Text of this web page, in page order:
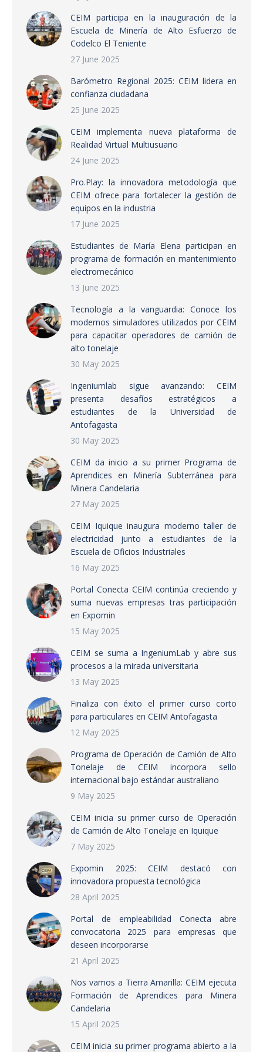
CEIM participa en la inauguración de la
Escuela de Minería de Alto Esfuerzo de
Codelco El Teniente
27 June 2025
Barómetro Regional 2025: CEIM lidera en
confianza ciudadana
25 June 2025
CEIM implementa nueva plataforma de
Realidad Virtual Multiusuario
24 June 2025
Pro.Play: la innovadora metodología que
CEIM ofrece para fortalecer la gestión de
equipos en la industria
17 June 2025
Estudiantes de María Elena participan en
programa de formación en mantenimiento
electromecánico
13 June 2025
Tecnología a la vanguardia: Conoce los
modernos simuladores utilizados por CEIM
para capacitar operadores de camión de
alto tonelaje
30 May 2025
Ingeniumlab sigue avanzando: CEIM
presenta desafíos estratégicos a
estudiantes de la Universidad de
Antofagasta
30 May 2025
CEIM da inicio a su primer Programa de
Aprendices en Minería Subterránea para
Minera Candelaria
27 May 2025
CEIM Iquique inaugura moderno taller de
electricidad junto a estudiantes de la
Escuela de Oficios Industriales
16 May 2025
Portal Conecta CEIM continúa creciendo y
suma nuevas empresas tras participación
en Expomin
15 May 2025
CEIM se suma a IngeniumLab y abre sus
procesos a la mirada universitaria
13 May 2025
Finaliza con éxito el primer curso corto
para particulares en CEIM Antofagasta
12 May 2025
Programa de Operación de Camión de Alto
Tonelaje de CEIM incorpora sello
internacional bajo estándar australiano
9 May 2025
CEIM inicia su primer curso de Operación
de Camión de Alto Tonelaje en Iquique
7 May 2025
Expomin 2025: CEIM destacó con
innovadora propuesta tecnológica
28 April 2025
Portal de empleabilidad Conecta abre
convocatoria 2025 para empresas que
deseen incorporarse
21 April 2025
Nos vamos a Tierra Amarilla: CEIM ejecuta
Formación de Aprendices para Minera
Candelaria
15 April 2025
CEIM inicia su primer programa abierto a la